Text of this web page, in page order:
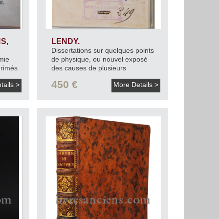
>
LENDY.
Dissertations sur quelques points
de physique, ou nouvel exposé
des causes de plusieurs
encore problématique.An X
450 € More Details >